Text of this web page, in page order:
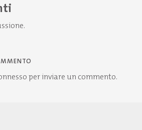
per inviare un commento.